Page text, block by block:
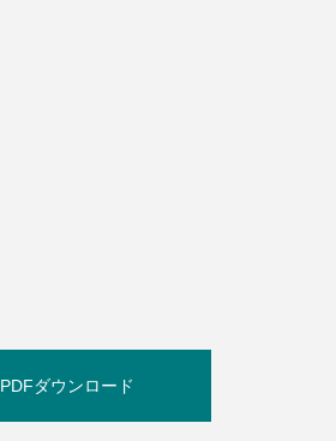
PDFダウンロード